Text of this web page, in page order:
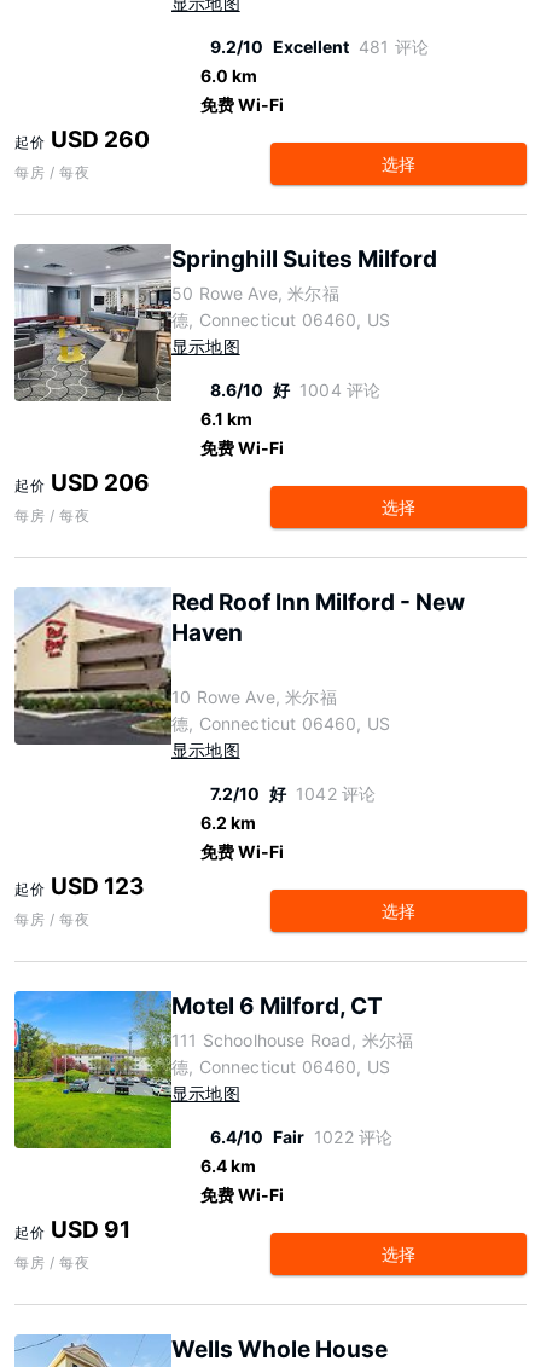
9.2/10 Excellent 481 评论
6.0 km
免费 Wi-Fi
起价 USD 260
每房 / 每夜 选择
Springhill Suites Milford
50 Rowe Ave, 米尔福
德, Connecticut 06460, US
显示地图
8.6/10 好 1004 评论
6.1 km
免费 Wi-Fi
起价 USD 206
每房 / 每夜 选择
Red Roof Inn Milford - New
Haven
10 Rowe Ave, 米尔福
德, Connecticut 06460, US
显示地图
7.2/10 好 1042 评论
6.2 km
免费 Wi-Fi
起价 USD 123
每房 / 每夜 选择
Motel 6 Milford, CT
111 Schoolhouse Road, 米尔福
德, Connecticut 06460, US
显示地图
6.4/10 Fair 1022 评论
6.4 km
免费 Wi-Fi
起价 USD 91
每房 / 每夜 选择
Wells Whole House